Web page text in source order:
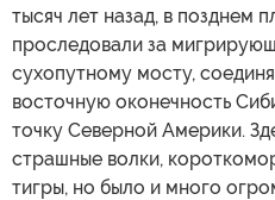
тысяч лет назад, в позднем
проследовали за
сухопутному мосту,
восточную оконечность
точку Северной Америки.
страшные волки,
тигры, но было и много